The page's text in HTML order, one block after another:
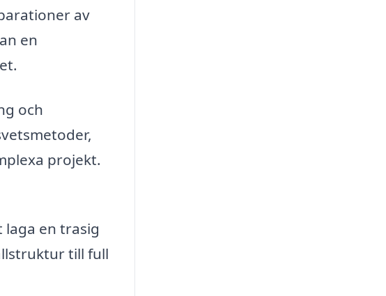
av
en
och
projekt.
en trasig
till full